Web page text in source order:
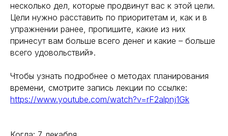
несколько дел, которые продвинут вас к этой цели.
Цели нужно расставить по приоритетам и, как и в
упражнении ранее, пропишите, какие из них
принесут вам больше всего денег и какие – больше
всего удовольствий».
Чтобы узнать подробнее о методах планирования
времени, смотрите запись лекции по ссылке:
https://www.youtube.com/watch?v=rF2alpnj1Gk